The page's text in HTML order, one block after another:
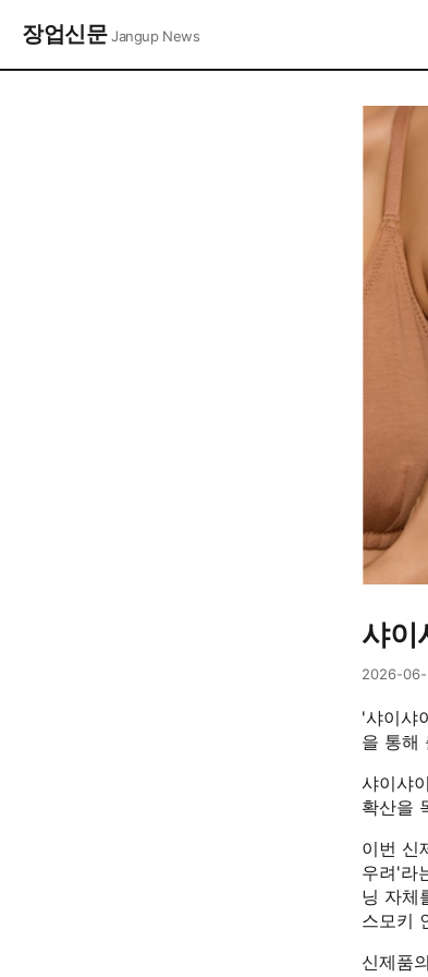
장업신문Jangup News
샤이
2026-06-
'샤이샤
을 통해
샤이샤
확산을
이번 신
우려'라
닝 자체
스모키
신제품